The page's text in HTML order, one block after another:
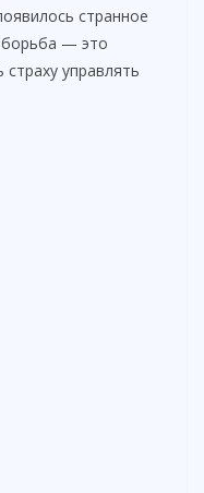
странное
борьба — это
управлять